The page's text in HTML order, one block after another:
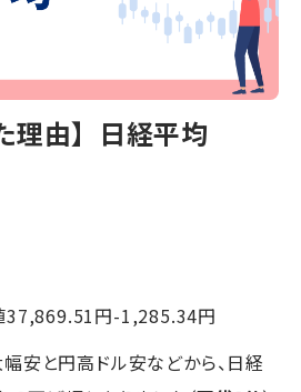
理由】日経平均
円-1,285.34円
安と円高ドル安などから、日経